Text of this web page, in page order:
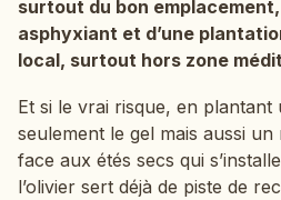
surtout du bon emplacement,
asphyxiant et d’une
local, surtout hors zone
Et si le vrai risque, en plantant
seulement le gel mais aussi
face aux étés secs qui
l’olivier sert déjà de piste de